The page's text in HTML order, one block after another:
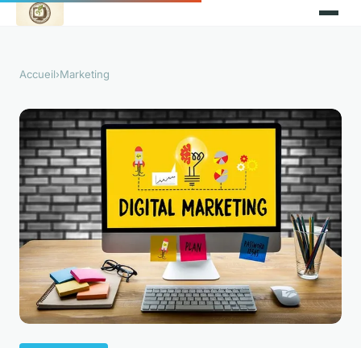
Accueil›Marketing